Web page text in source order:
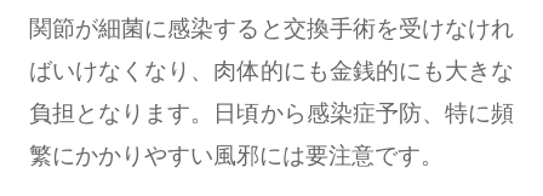
関節が細菌に感染すると交換手術を受けなけれ
ばいけなくなり、肉体的にも金銭的にも大きな
負担となります。日頃から感染症予防、特に頻
繁にかかりやすい風邪には要注意です。